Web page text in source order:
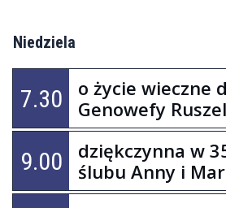
Niedziela
7.30
o życie wieczne
Genowefy
9.00
dziękczynna w
ślubu Anny i